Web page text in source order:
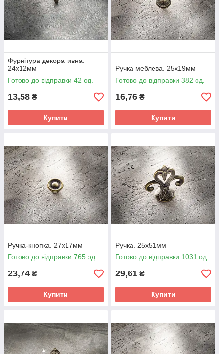
Фурнітура декоративна.
24х12мм
Готово до відправки 42 од.
13,58 ₴
Купити
Ручка меблева. 25х19мм
Готово до відправки 382 од.
16,76 ₴
Купити
Ручка-кнопка. 27х17мм
Готово до відправки 765 од.
23,74 ₴
Купити
Ручка. 25х51мм
Готово до відправки 1031 од.
29,61 ₴
Купити